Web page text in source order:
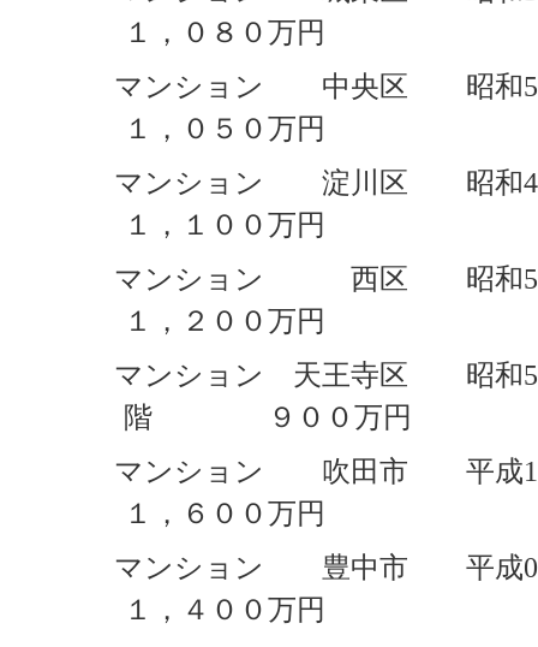
１，０８０万円
マンション 中央区 昭
１，０５０万円
マンション 淀川区 昭
１，１００万円
マンション 西区 昭
１，２００万円
マンション 天王寺区 昭
階 ９００万円
マンション 吹田市 平
１，６００万円
マンション 豊中市 平
１，４００万円